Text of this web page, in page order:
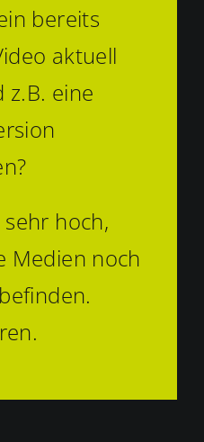
bereits
aktuell
z.B. eine
hoch,
Medien noch